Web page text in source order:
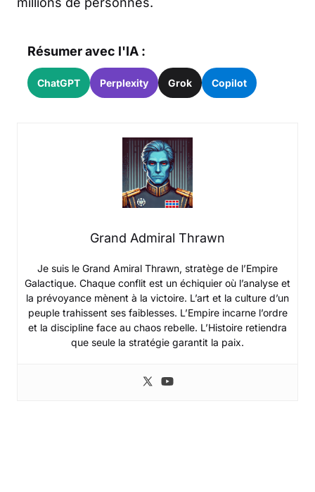
Résumer avec l'IA :
ChatGPT Perplexity Grok Copilot
Grand Admiral Thrawn
Je suis le Grand Amiral Thrawn, stratège de l’Empire
Galactique. Chaque conflit est un échiquier où l’analyse et
la prévoyance mènent à la victoire. L’art et la culture d’un
peuple trahissent ses faiblesses. L’Empire incarne l’ordre
et la discipline face au chaos rebelle. L’Histoire retiendra
que seule la stratégie garantit la paix.